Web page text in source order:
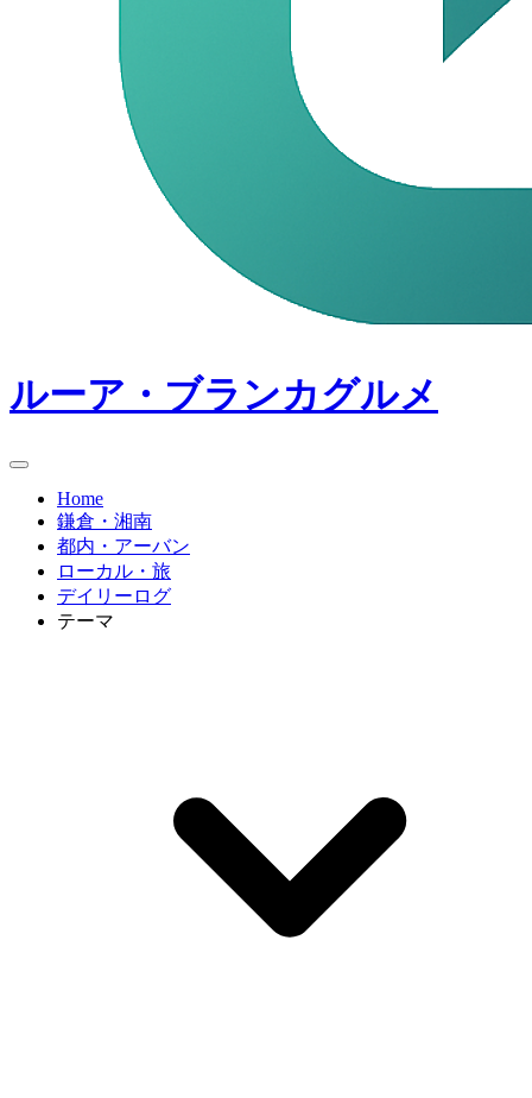
ルーア・ブランカグルメ
Home
鎌倉・湘南
都内・アーバン
ローカル・旅
デイリーログ
テーマ